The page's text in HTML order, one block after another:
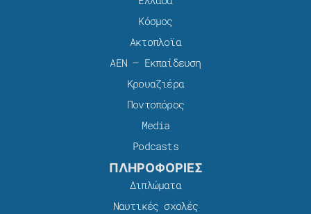
Κόσμος
Ακτοπλοϊα
ΑΕΝ – Εκπαίδευση
Κρουαζιέρα
Ποντοπόρος
Media
Podcasts
ΠΛΗΡΟΦΟΡΙΕΣ
Διπλώματα
Ναυτικές σχολές